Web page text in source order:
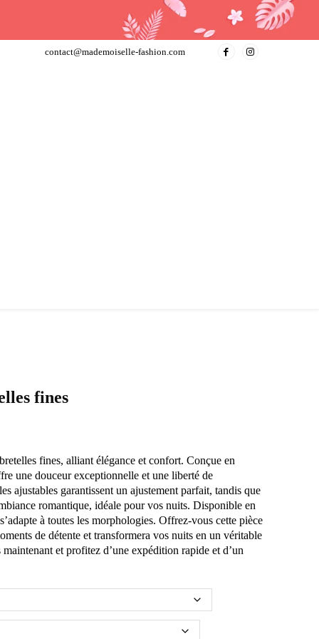
contact@mademoiselle-fashion.com
fines
fines, alliant élégance et confort. Conçue en
une douceur exceptionnelle et une liberté de
ajustables garantissent un ajustement parfait, tandis que
romantique, idéale pour vos nuits. Disponible en
à toutes les morphologies. Offrez-vous cette pièce
de détente et transformera vos nuits en un véritable
et profitez d’une expédition rapide et d’un